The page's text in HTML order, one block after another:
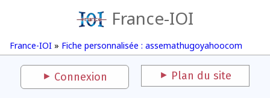
France-IOI
France-IOI » Fiche personnalisée : assemathugoyahoocom
Connexion Plan du site